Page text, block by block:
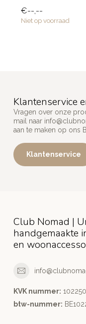
€--,--
Niet op voorraad
Klantenservice
Vragen over onze
mail naar
aan te maken op ons
Klantenservice
Club Nomad |
handgemaakte
en
KVK nummer:
btw-nummer: